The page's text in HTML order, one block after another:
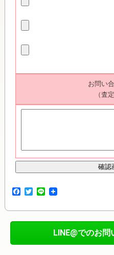
お問い
（査
F
b
T
t
L
LINE@でのお